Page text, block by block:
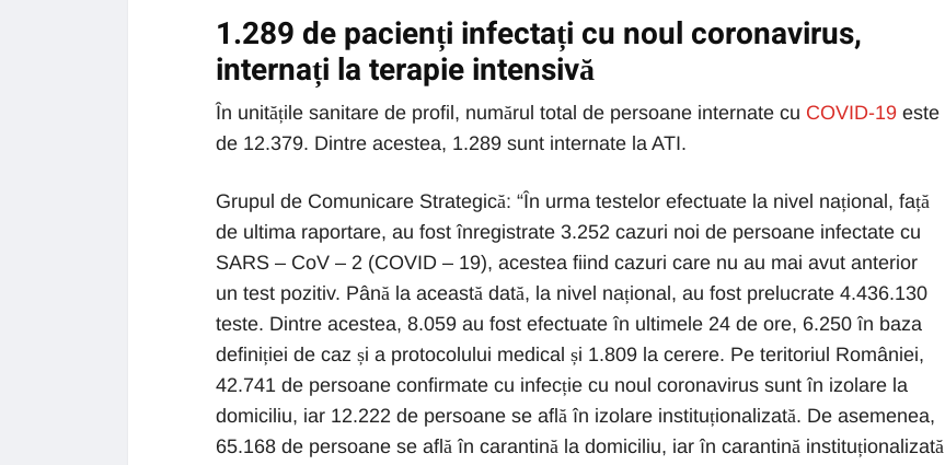
1.289 de pacienți infectați cu noul coronavirus,
internați la terapie intensivă
În unitățile sanitare de profil, numărul total de persoane internate cu COVID-19 este
de 12.379. Dintre acestea, 1.289 sunt internate la ATI.
Grupul de Comunicare Strategică: “În urma testelor efectuate la nivel național, față
de ultima raportare, au fost înregistrate 3.252 cazuri noi de persoane infectate cu
SARS – CoV – 2 (COVID – 19), acestea fiind cazuri care nu au mai avut anterior
un test pozitiv. Până la această dată, la nivel național, au fost prelucrate 4.436.130
teste. Dintre acestea, 8.059 au fost efectuate în ultimele 24 de ore, 6.250 în baza
definiției de caz și a protocolului medical și 1.809 la cerere. Pe teritoriul României,
42.741 de persoane confirmate cu infecție cu noul coronavirus sunt în izolare la
domiciliu, iar 12.222 de persoane se află în izolare instituționalizată. De asemenea,
65.168 de persoane se află în carantină la domiciliu, iar în carantină instituționalizată